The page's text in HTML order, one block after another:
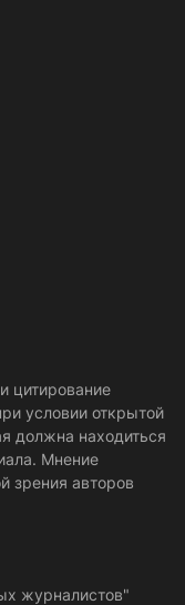
цитирование
условии открытой
должна находиться
Мнение
зрения авторов
журналистов"